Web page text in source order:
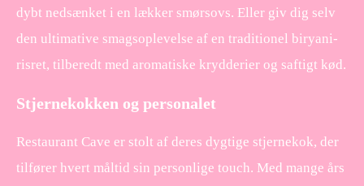
dybt nedsænket i en lækker smørsovs. Eller giv dig selv
den ultimative smagsoplevelse af en traditionel biryani-
risret, tilberedt med aromatiske krydderier og saftigt kød.
Stjernekokken og personalet
Restaurant Cave er stolt af deres dygtige stjernekok, der
tilfører hvert måltid sin personlige touch. Med mange års